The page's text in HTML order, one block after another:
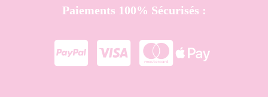
Paiements 100% Sécurisés :
   